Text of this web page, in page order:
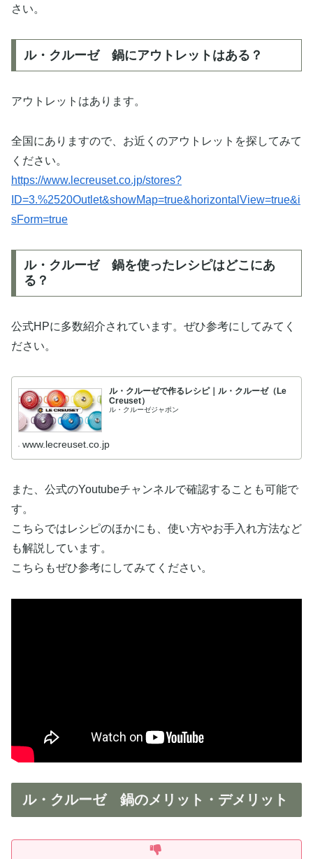
さい。
ル・クルーゼ 鍋にアウトレットはある？
アウトレットはあります。
全国にありますので、お近くのアウトレットを探してみて
ください。
https://www.lecreuset.co.jp/stores?
ID=3.%2520Outlet&showMap=true&horizontalView=true&i
sForm=true
ル・クルーゼ 鍋を使ったレシピはどこにあ
る？
公式HPに多数紹介されています。ぜひ参考にしてみてく
ださい。
ル・クルーゼで作るレシピ｜ル・クルーゼ（Le
Creuset）
ル・クルーゼジャポン
www.lecreuset.co.jp
また、公式のYoutubeチャンネルで確認することも可能で
す。
こちらではレシピのほかにも、使い方やお手入れ方法など
も解説しています。
こちらもぜひ参考にしてみてください。
ル・クルーゼ 鍋のメリット・デメリット